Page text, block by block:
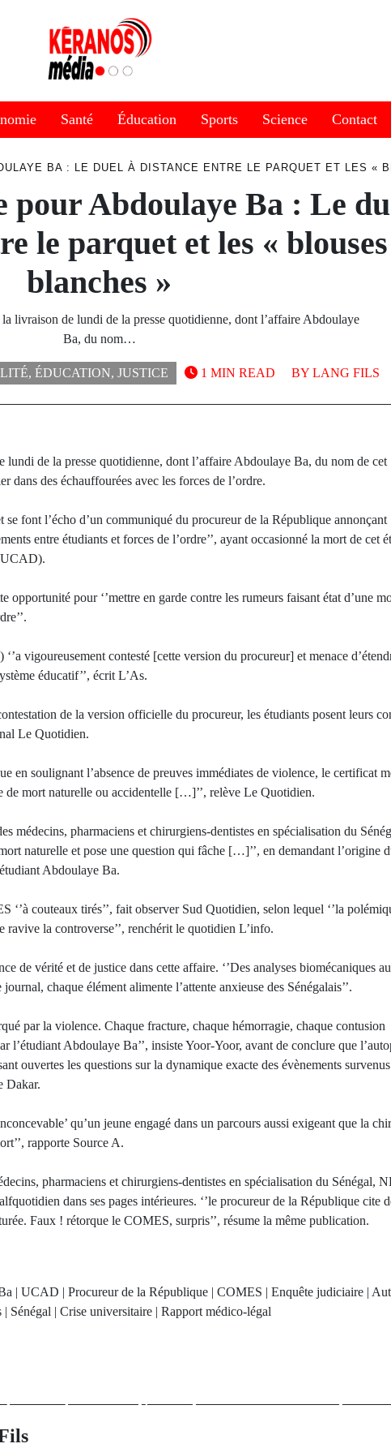
Santé Éducation Sports Science Contact
BA : LE DUEL À DISTANCE ENTRE LE PARQUET ET LES «
pour Abdoulaye Ba : Le
le parquet et les « blouses
blanches »
livraison de lundi de la presse quotidienne, dont l’affaire Abdoulaye
Ba, du nom…
, ÉDUCATION, JUSTICE BY LANG FILS
1 MIN READ
lundi de la presse quotidienne, dont l’affaire Abdoulaye Ba, du nom de cet
dans des échauffourées avec les forces de l’ordre.
se font l’écho d’un communiqué du procureur de la République annonçant
entre étudiants et forces de l’ordre’’, ayant occasionné la mort de cet
opportunité pour ‘’mettre en garde contre les rumeurs faisant état d’une
vigoureusement contesté [cette version du procureur] et menace
éducatif’’, écrit L’As.
de la version officielle du procureur, les étudiants posent leurs
Le Quotidien.
en soulignant l’absence de preuves immédiates de violence, le certificat
mort naturelle ou accidentelle […]’’, relève Le Quotidien.
médecins, pharmaciens et chirurgiens-dentistes en spécialisation du
naturelle et pose une question qui fâche […]’’, en demandant l’origine
Abdoulaye Ba.
couteaux tirés’’, fait observer Sud Quotidien, selon lequel ‘’la
ravive la controverse’’, renchérit le quotidien L’info.
de vérité et de justice dans cette affaire. ‘’Des analyses biomécaniques
chaque élément alimente l’attente anxieuse des Sénégalais’’.
par la violence. Chaque fracture, chaque hémorragie, chaque contusion
l’étudiant Abdoulaye Ba’’, insiste Yoor-Yoor, avant de conclure que
ouvertes les questions sur la dynamique exacte des évènements
Dakar.
qu’un jeune engagé dans un parcours aussi exigeant que la
rapporte Source A.
pharmaciens et chirurgiens-dentistes en spécialisation du Sénégal,
dans ses pages intérieures. ‘’le procureur de la République cite
Faux ! rétorque le COMES, surpris’’, résume la même publication.
| UCAD | Procureur de la République | COMES | Enquête judiciaire |
Sénégal | Crise universitaire | Rapport médico-légal
d'un champion au